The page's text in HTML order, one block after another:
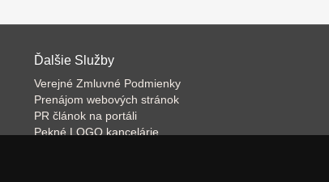
Ďalšie Služby
Verejné Zmluvné Podmienky
Prenájom webových stránok
PR článok na portáli
Pekné LOGO kancelárie